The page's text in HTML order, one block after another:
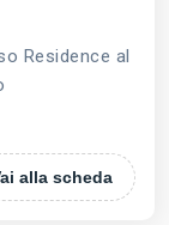
Residence al
alla scheda